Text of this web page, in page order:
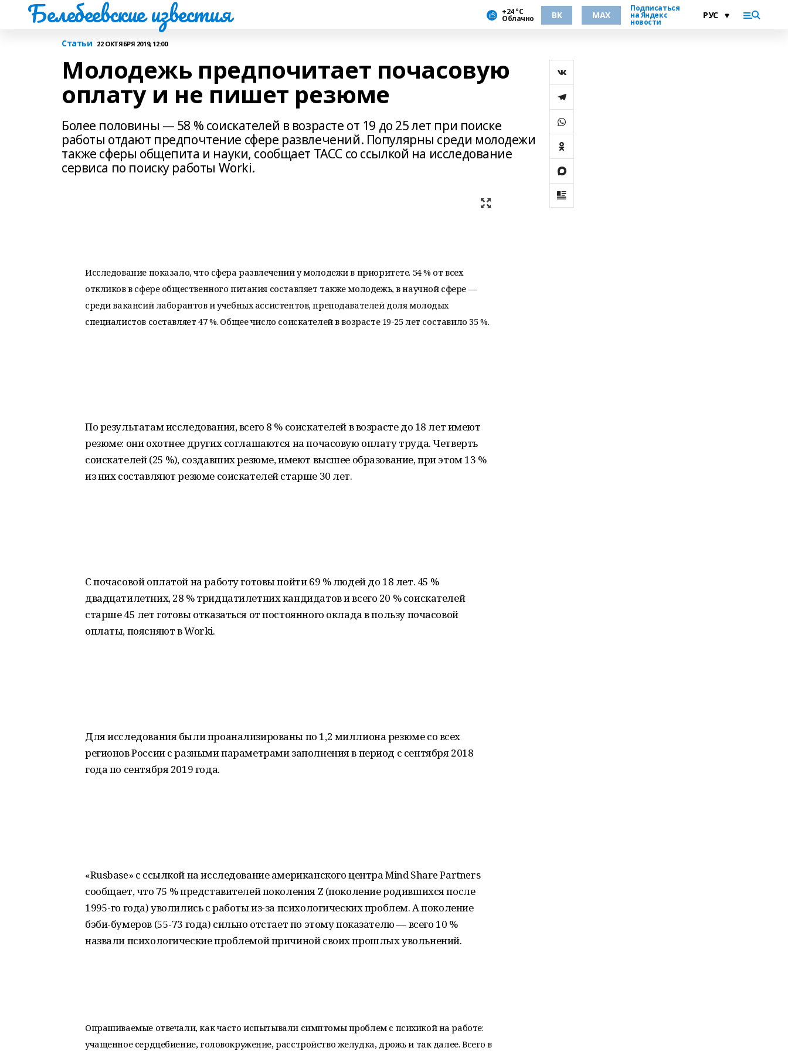
Белебеевские известия +24 °С
Облачно ВК MAX
Подписаться
на Яндекс
новости
Статьи 22 ОКТЯБРЯ 2019, 12:00
Молодежь предпочитает почасовую
оплату и не пишет резюме
Более половины — 58 % соискателей в возрасте от 19 до 25 лет при поиске
работы отдают предпочтение сфере развлечений. Популярны среди молодежи
также сферы общепита и науки, сообщает ТАСС со ссылкой на исследование
сервиса по поиску работы Worki.
Исследование показало, что сфера развлечений у молодежи в приоритете. 54 % от всех
откликов в сфере общественного питания составляет также молодежь, в научной сфере —
среди вакансий лаборантов и учебных ассистентов, преподавателей доля молодых
специалистов составляет 47 %. Общее число соискателей в возрасте 19-25 лет составило 35 %.
По результатам исследования, всего 8 % соискателей в возрасте до 18 лет имеют
резюме: они охотнее других соглашаются на почасовую оплату труда. Четверть
соискателей (25 %), создавших резюме, имеют высшее образование, при этом 13 %
из них составляют резюме соискателей старше 30 лет.
С почасовой оплатой на работу готовы пойти 69 % людей до 18 лет. 45 %
двадцатилетних, 28 % тридцатилетних кандидатов и всего 20 % соискателей
старше 45 лет готовы отказаться от постоянного оклада в пользу почасовой
оплаты, поясняют в Worki.
Для исследования были проанализированы по 1,2 миллиона резюме со всех
регионов России с разными параметрами заполнения в период с сентября 2018
года по сентября 2019 года.
«Rusbase» с ссылкой на исследование американского центра Mind Share Partners
сообщает, что 75 % представителей поколения Z (поколение родившихся после
1995-го года) уволились с работы из-за психологических проблем. А поколение
бэби-бумеров (55-73 года) сильно отстает по этому показателю — всего 10 %
назвали психологические проблемой причиной своих прошлых увольнений.
Опрашиваемые отвечали, как часто испытывали симптомы проблем с психикой на работе:
учащенное сердцебиение, головокружение, расстройство желудка, дрожь и так далее. Всего в